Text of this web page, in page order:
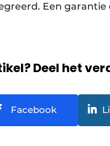
Een
Deel het
Facebook